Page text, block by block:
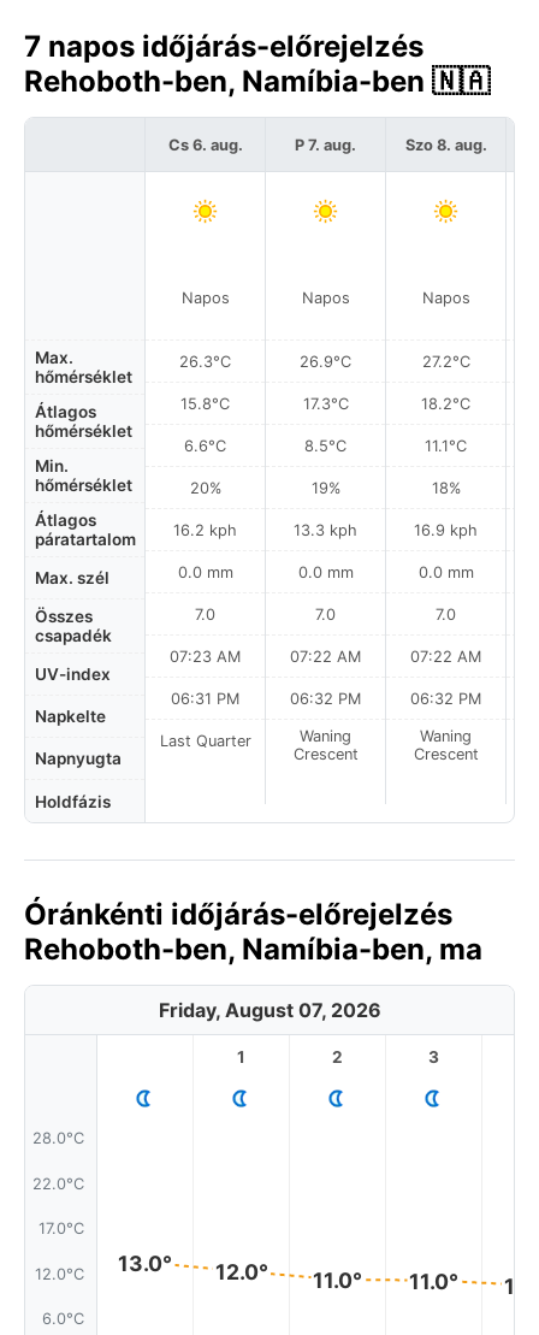
7 napos időjárás-előrejelzés
Rehoboth-ben, Namíbia-ben 🇳🇦
Max.
hőmérséklet
Átlagos
hőmérséklet
Min.
hőmérséklet
Átlagos
páratartalom
Max. szél
Összes
csapadék
UV-index
Napkelte
Napnyugta
Holdfázis
Cs 6. aug.
Napos
26.3°C
15.8°C
6.6°C
20%
16.2 kph
0.0 mm
7.0
07:23 AM
06:31 PM
Last Quarter
P 7. aug.
Napos
26.9°C
17.3°C
8.5°C
19%
13.3 kph
0.0 mm
7.0
07:22 AM
06:32 PM
Waning
Crescent
Szo 8. aug.
Napos
27.2°C
18.2°C
11.1°C
18%
16.9 kph
0.0 mm
7.0
07:22 AM
06:32 PM
Waning
Crescent
Óránkénti időjárás-előrejelzés
Rehoboth-ben, Namíbia-ben, ma
Friday, August 07, 2026
28.0°C
22.0°C
17.0°C
12.0°C
6.0°C
13.0°
1
12.0°
2
11.0°
3
11.0°